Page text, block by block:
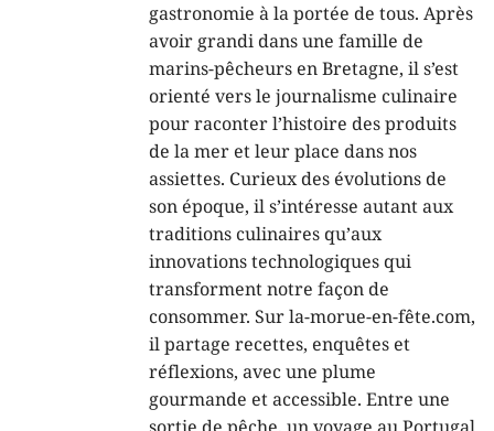
gastronomie à la portée de tous. Après
avoir grandi dans une famille de
marins-pêcheurs en Bretagne, il s’est
orienté vers le journalisme culinaire
pour raconter l’histoire des produits
de la mer et leur place dans nos
assiettes. Curieux des évolutions de
son époque, il s’intéresse autant aux
traditions culinaires qu’aux
innovations technologiques qui
transforment notre façon de
consommer. Sur la-morue-en-fête.com,
il partage recettes, enquêtes et
réflexions, avec une plume
gourmande et accessible. Entre une